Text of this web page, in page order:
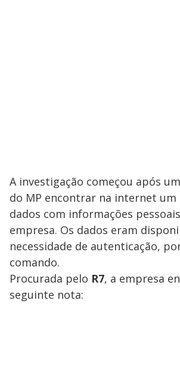
A investigação começou após
do MP encontrar na internet um
dados com informações
empresa. Os dados eram
necessidade de autenticação,
comando.
Procurada pelo R7, a empresa
seguinte nota: